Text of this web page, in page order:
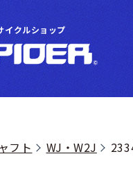
イクルショップ
フト WJ・W2J